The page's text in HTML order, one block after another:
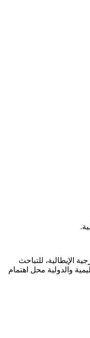
الإيطالية، للتباحث
والدولية محل اهتمام